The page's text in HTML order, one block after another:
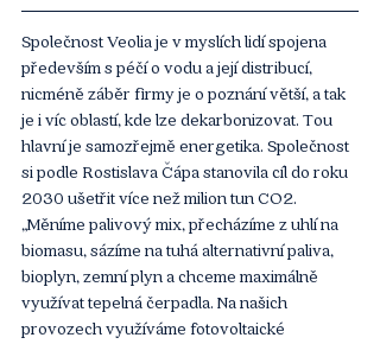
Společnost Veolia je v myslích lidí spojena
především s péčí o vodu a její distribucí,
nicméně záběr firmy je o poznání větší, a tak
je i víc oblastí, kde lze dekarbonizovat. Tou
hlavní je samozřejmě energetika. Společnost
si podle Rostislava Čápa stanovila cíl do roku
2030 ušetřit více než milion tun CO2.
„Měníme palivový mix, přecházíme z uhlí na
biomasu, sázíme na tuhá alternativní paliva,
bioplyn, zemní plyn a chceme maximálně
využívat tepelná čerpadla. Na našich
provozech využíváme fotovoltaické